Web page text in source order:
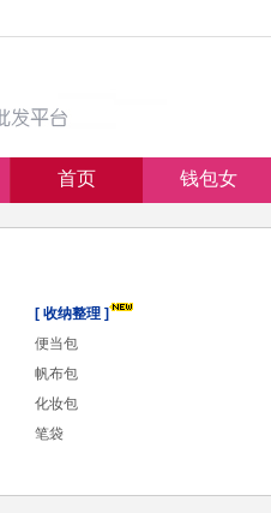
首页 钱包女
[ 收纳整理 ]
便当包
帆布包
化妆包
笔袋